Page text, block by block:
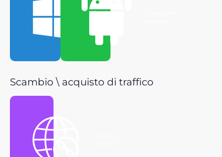
Scarica per
Scambio \ acquisto di traffico